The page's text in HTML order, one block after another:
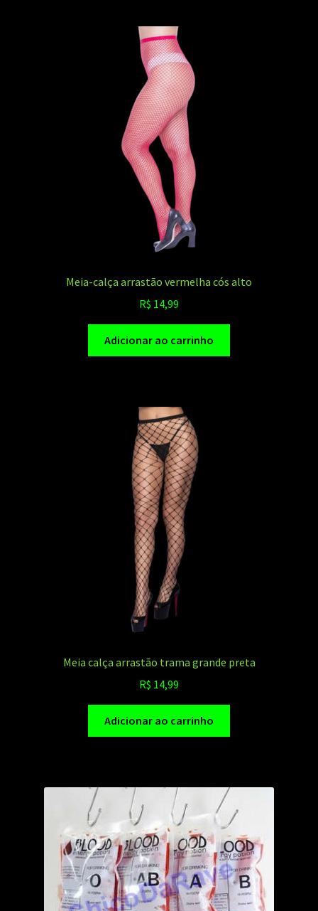
Meia-calça arrastão vermelha cós alto
R$ 14,99
Adicionar ao carrinho
Meia calça arrastão trama grande preta
R$ 14,99
Adicionar ao carrinho